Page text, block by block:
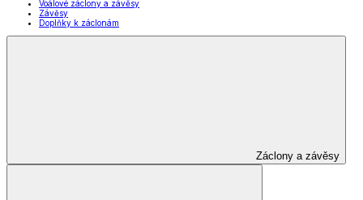
Voálové záclony a závěsy
Závěsy
Doplňky k záclonám
Záclony a závěsy